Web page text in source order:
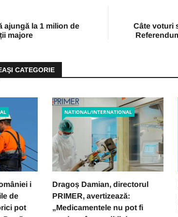
ajungă la 1 milion de
majore
Câte voturi
CATEGORIE
i
de
pot
NATIONAL/INTERNATIONAL
Dragoș Damian, directorul
PRIMER, avertizează:
„Medicamentele nu pot fi